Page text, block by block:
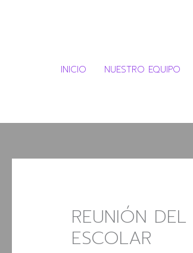
INICIO NUESTRO EQUIPO
REUNIÓN
ESCOLAR
REUNIÓN
ALIMENTACIÓN
ESCOLAR